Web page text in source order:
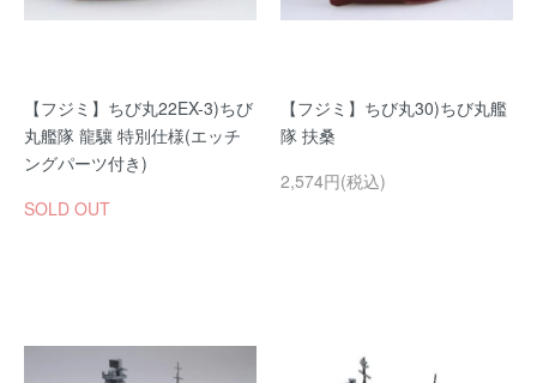
【フジミ】ちび丸22EX-3)ちび
丸艦隊 龍驤 特別仕様(エッチ
ングパーツ付き)
SOLD OUT
【フジミ】ちび丸30)ちび丸艦
隊 扶桑
2,574円(税込)